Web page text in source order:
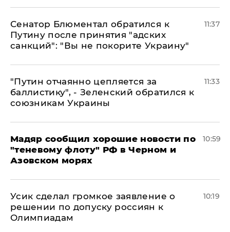
Сенатор Блюментал обратился к
Путину после принятия "адских
санкций": "Вы не покорите Украину"
11:37
"Путин отчаянно цепляется за
баллистику", - Зеленский обратился к
союзникам Украины
11:33
Мадяр сообщил хорошие новости по
"теневому флоту" РФ в Черном и
Азовском морях
10:59
Усик сделал громкое заявление о
решении по допуску россиян к
Олимпиадам
10:19